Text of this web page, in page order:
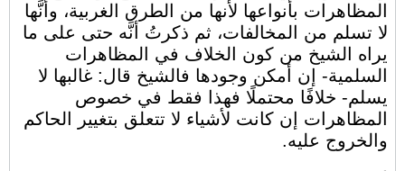
المظاهرات بأنواعها لأنها من الطرق الغربية، وأنَّها
لا تسلم من المخالفات، ثم ذكرتُ أنَّه حتى على ما
يراه الشيخ من كون الخلاف في المظاهرات
السلمية- إن أمكن وجودها فالشيخ قال: غالبها لا
يسلم- خلافًا محتملًا فهذا فقط في خصوص
المظاهرات إن كانت لأشياء لا تتعلق بتغيير الحاكم
والخروج عليه.